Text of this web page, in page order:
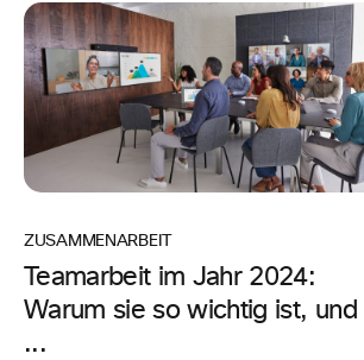
ZUSAMMENARBEIT
Teamarbeit im Jahr 2024:
Warum sie so wichtig ist, und
...